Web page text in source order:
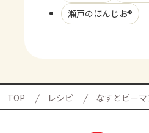
瀬戸のほんじお®
TOP レシピ なすとピー